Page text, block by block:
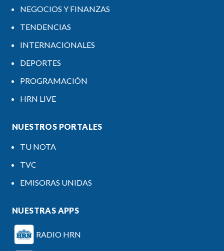
NEGOCIOS Y FINANZAS
TENDENCIAS
INTERNACIONALES
DEPORTES
PROGRAMACIÓN
HRN LIVE
NUESTROS PORTALES
TU NOTA
TVC
EMISORAS UNIDAS
NUESTRAS APPS
RADIO HRN